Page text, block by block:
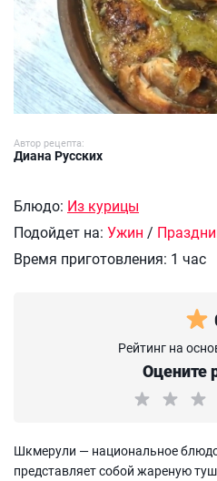
Автор рецепта:
Диана Русских
Блюдо: Из курицы
Подойдет на: Ужин /
Время приготовления: 1 час
Рейтинг на
Оцените
Шкмерули — национальное
представляет собой жареную